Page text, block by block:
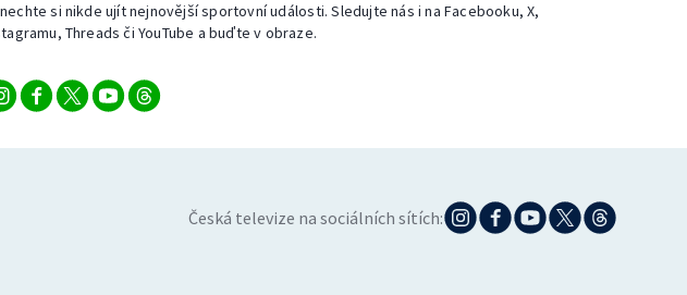
si nikde ujít nejnovější sportovní události. Sledujte nás i na Facebooku, X,
Threads či YouTube a buďte v obraze.
Česká televize na sociálních sítích: